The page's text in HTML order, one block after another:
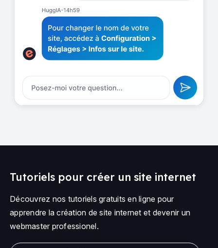
Tutoriels pour créer un site internet
Découvrez nos tutoriels gratuits en ligne pour
apprendre la création de site internet et devenir un
webmaster professionel.